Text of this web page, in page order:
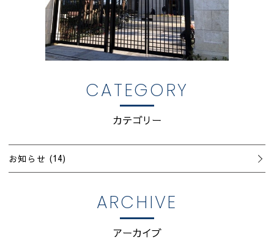
CATEGORY
カテゴリー
お知らせ (14)
ARCHIVE
アーカイブ